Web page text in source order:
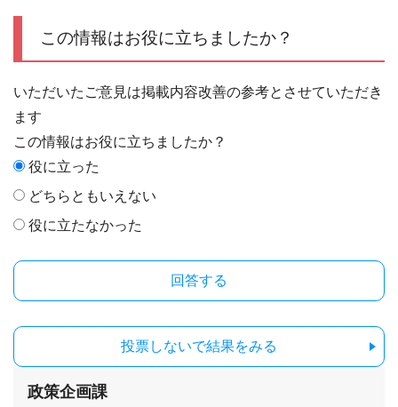
この情報はお役に立ちましたか？
いただいたご意見は掲載内容改善の参考とさせていただき
ます
この情報はお役に立ちましたか？
役に立った
どちらともいえない
役に立たなかった
投票しないで結果をみる
政策企画課